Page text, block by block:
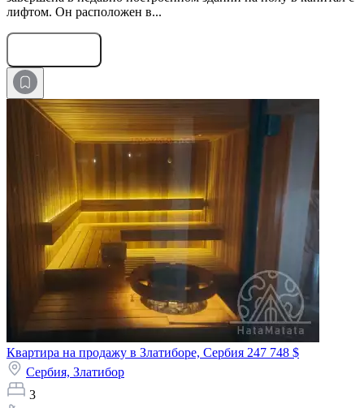
лифтом. Он расположен в...
Квартира на продажу в Златиборе, Сербия 247 748 $
Сербия, Златибор
3